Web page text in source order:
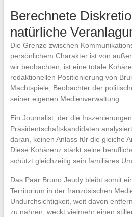
Berechnete
natürliche
Die Grenze zwischen
persönlichem Charakter ist von
wir beobachten, ist eine totale
redaktionellen Positionierung von
Machtspiele, Beobachter der
seiner eigenen Medienverwaltung.
Ein Journalist, der die
Präsidentschaftskandidaten
daran, keinen Anlass für die gleiche
Diese Kohärenz stärkt seine
schützt gleichzeitig sein familiäres
Das Paar Bruno Jeudy bleibt somit
Territorium in der französischen
Undurchsichtigkeit, weit davon
zu nähren, weckt vielmehr einen